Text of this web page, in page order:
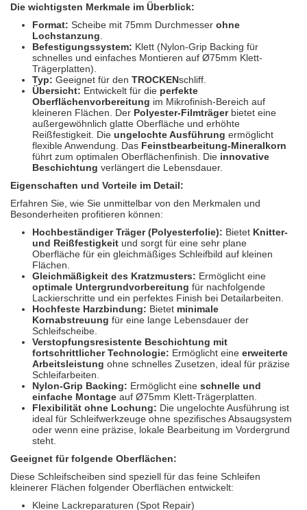
Wibeco
(1)
ZVG
Die wichtigsten Merkmale im Überblick:
Format: Scheibe mit 75mm Durchmesser ohne
Lochstanzung
Befestigungssystem: Klett (Nylon-Grip Backing für
schnelles und einfaches Montieren auf Ø75mm Klett-
Trägerplatten).
Typ: Geeignet für den TROCKENschliff.
Übersicht: Entwickelt für die perfekte
Oberflächenvorbereitung im Mikrofinish-Bereich auf
kleineren Flächen. Der Polyester-Filmträgerbietet eine
außergewöhnlich glatte Oberfläche und erhöhte
Reißfestigkeit. Die ungelochte Ausführung ermöglicht
flexible Anwendung. Das Feinstbearbeitung-Mineralkorn
führt zum optimalen Oberflächenfinish. Die innovative
Beschichtung verlängert die Lebensdauer.
Eigenschaften und Vorteile im Detail:
Erfahren Sie, wie Sie unmittelbar von den Merkmalen und
Besonderheiten profitieren können:
Hochbeständiger Träger (Polyesterfolie): Bietet Knitter-
und Reißfestigkeit und sorgt für eine sehr plane
Oberfläche für ein gleichmäßiges Schleifbild auf kleinen
Flächen.
Gleichmäßigkeit des Kratzmusters: Ermöglicht eine
optimale Untergrundvorbereitung für nachfolgende
Lackierschritte und ein perfektes Finish bei Detailarbeiten.
Hochfeste Harzbindung: Bietet minimale
Kornabstreuung für eine lange Lebensdauer der
Schleifscheibe.
Verstopfungsresistente Beschichtung mit
fortschrittlicher Technologie: Ermöglicht eine erweiterte
Arbeitsleistung ohne schnelles Zusetzen, ideal für präzise
Schleifarbeiten.
Nylon-Grip Backing: Ermöglicht eine schnelle und
einfache Montage auf Ø75mm Klett-Trägerplatten.
Flexibilität ohne Lochung: Die ungelochte Ausführung ist
ideal für Schleifwerkzeuge ohne spezifisches Absaugsystem
oder wenn eine präzise, lokale Bearbeitung im Vordergrund
steht.
Geeignet für folgende Oberflächen:
Diese Schleifscheiben sind speziell für das feine Schleifen
kleinerer Flächen folgender Oberflächen entwickelt:
Kleine Lackreparaturen (Spot Repair)